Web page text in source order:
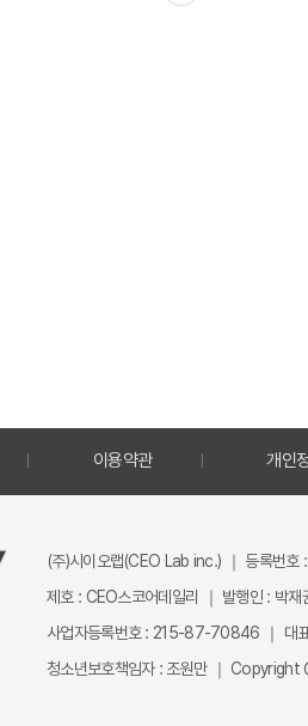
이용약관 개인
(주)시이오랩(CEO Lab inc.) ｜ 등록번
제호 : CEO스코어데일리 ｜ 발행인 : 박
사업자등록번호 : 215-87-70846 ｜
청소년보호책임자 : 조원만 ｜